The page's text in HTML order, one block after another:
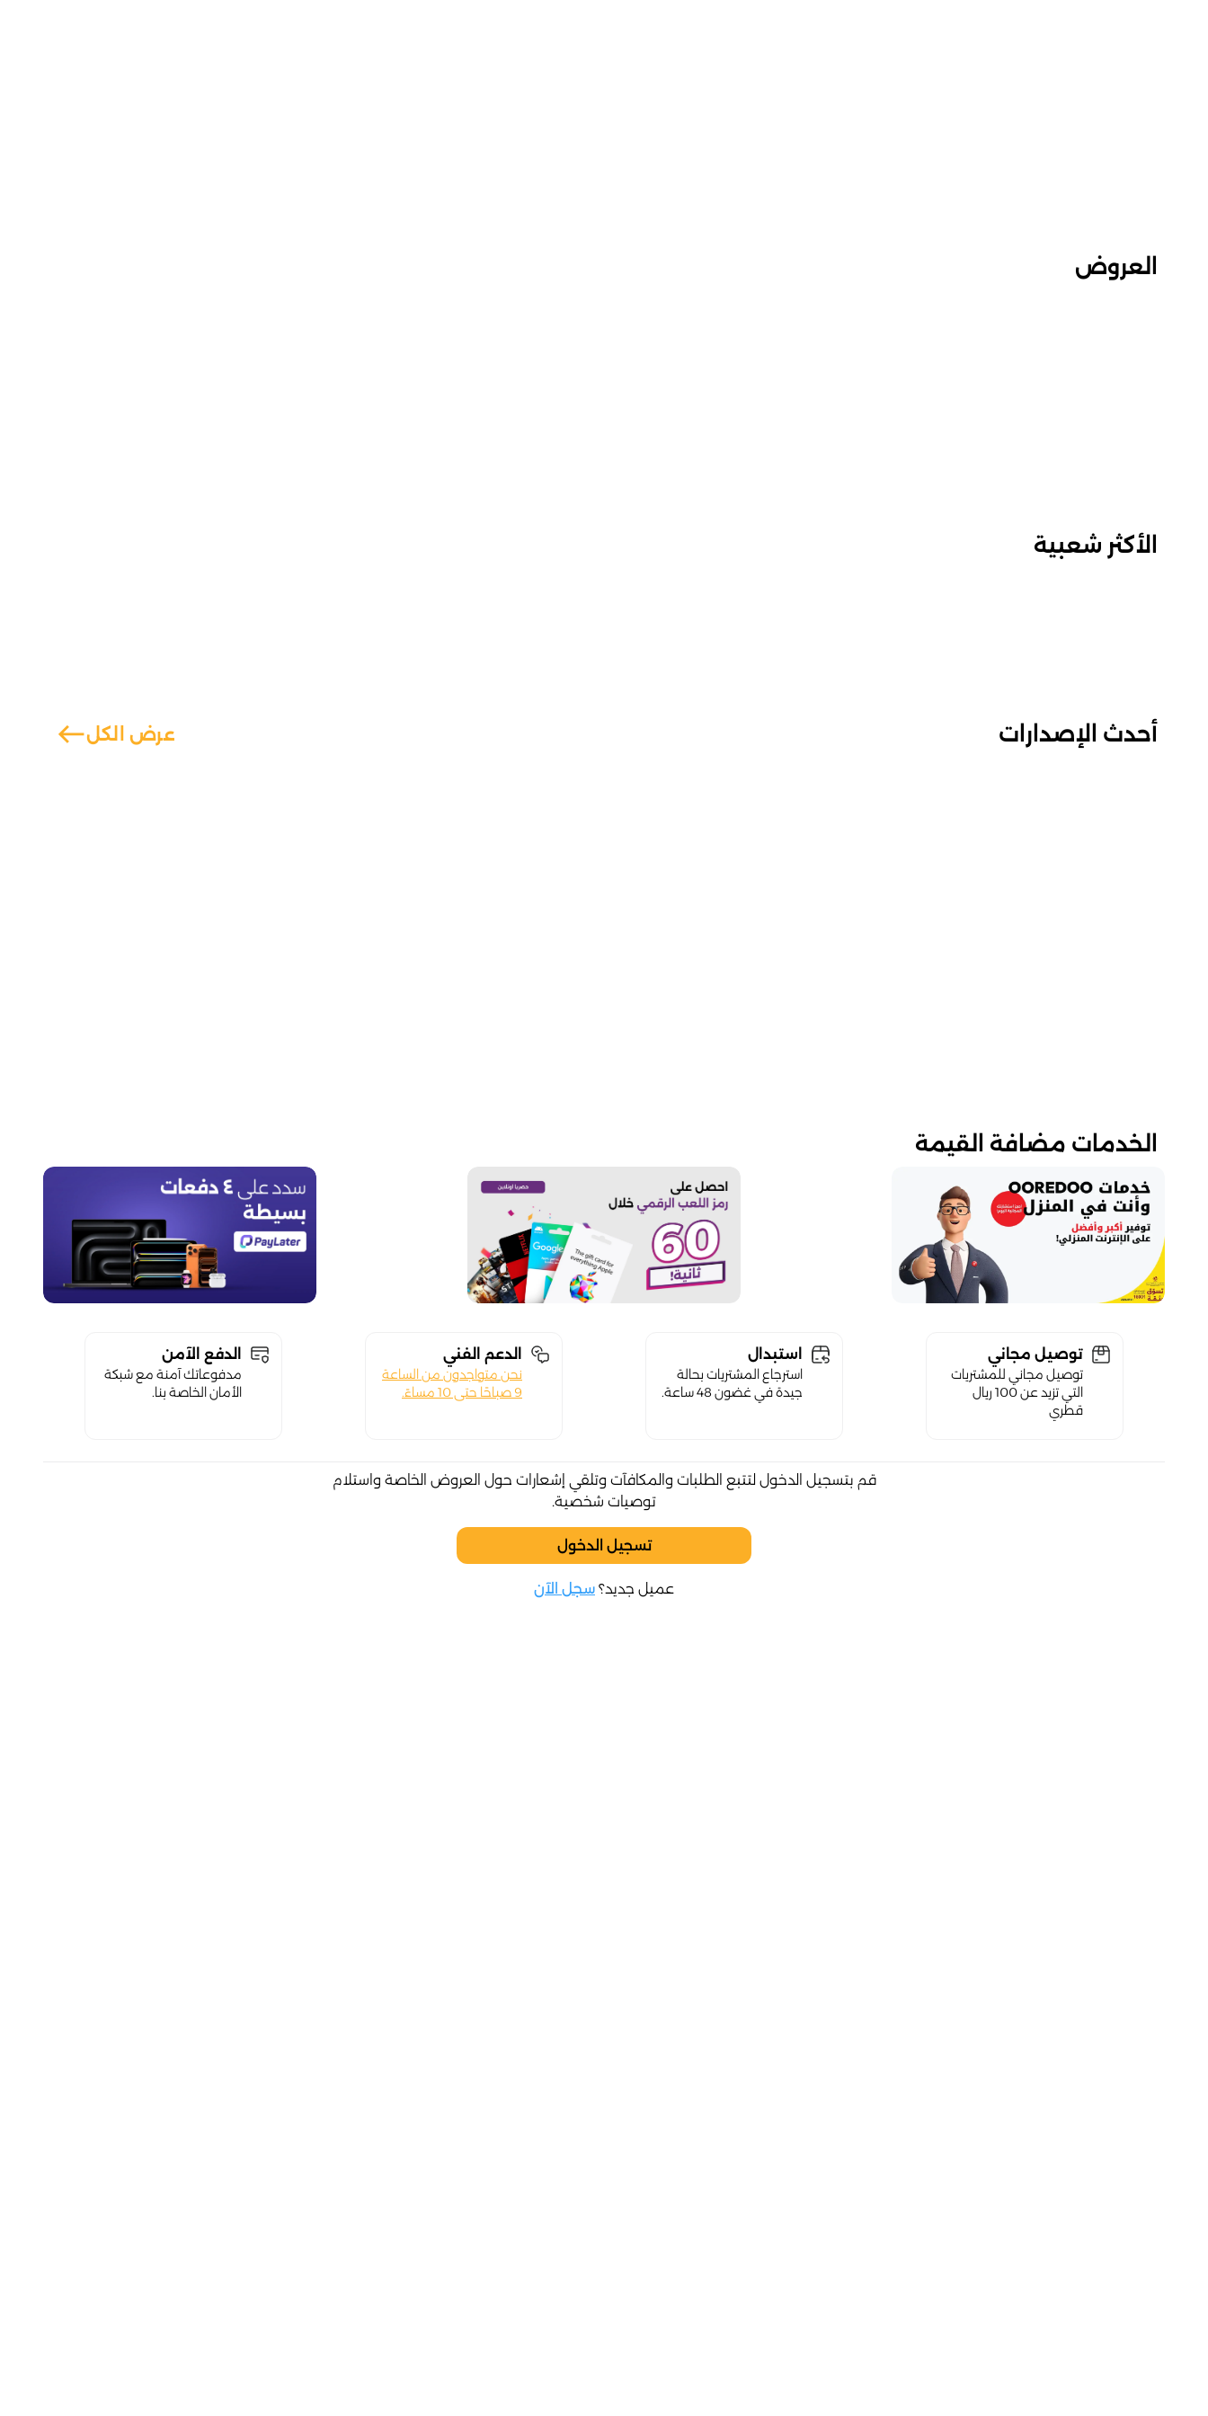
العروض
الأكثر شعبية
أحدث الإصدارات عرض الكلwest
الخدمات مضافة القيمة
توصيل مجاني
توصيل مجاني للمشتريات
التي تزيد عن 100 ريال
قطري
استبدال
استرجاع المشتريات بحالة
جيدة في غضون 48 ساعة.
الدعم الفني
نحن متواجدون من الساعة
9 صباحًا حتى 10 مساءً.
الدفع الآمن
مدفوعاتك آمنة مع شبكة
الأمان الخاصة بنا.
قم بتسجيل الدخول لتتبع الطلبات والمكافآت وتلقي إشعارات حول العروض الخاصة واستلام
توصيات شخصية.
تسجيل الدخول
عميل جديد؟ سجل الآن